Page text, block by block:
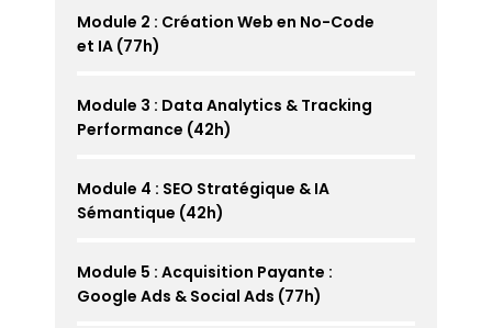
Module 2 : Création Web en No-Code
et IA (77h)
Module 3 : Data Analytics & Tracking
Performance (42h)
Module 4 : SEO Stratégique & IA
Sémantique (42h)
Module 5 : Acquisition Payante :
Google Ads & Social Ads (77h)